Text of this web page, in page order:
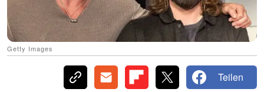
Getty Images
Teilen